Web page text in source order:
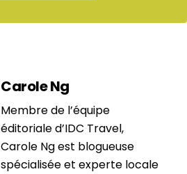
Carole Ng
Membre de l’équipe
éditoriale d’IDC Travel,
Carole Ng est blogueuse
spécialisée et experte locale